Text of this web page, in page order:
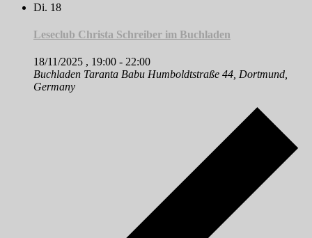
Di. 18
Leseclub Christa Schreiber im Buchladen
18/11/2025 , 19:00 - 22:00
Buchladen Taranta Babu Humboldtstraße 44, Dortmund,
Germany